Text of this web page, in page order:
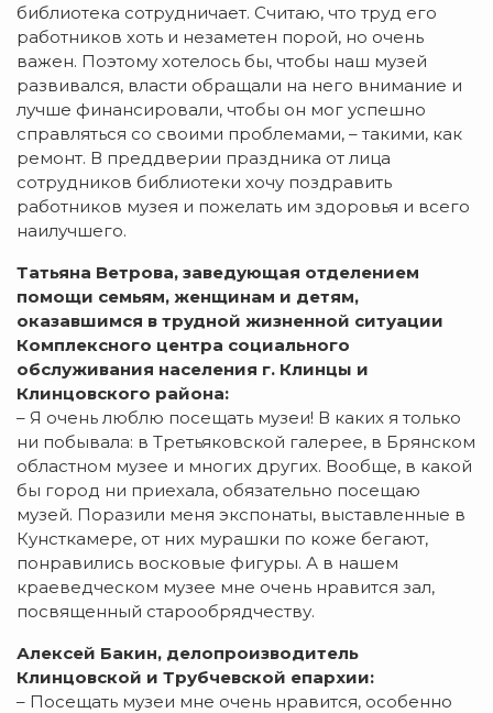
библиотека сотрудничает. Считаю, что труд его
работников хоть и незаметен порой, но очень
важен. Поэтому хотелось бы, чтобы наш музей
развивался, власти обращали на него внимание и
лучше финансировали, чтобы он мог успешно
справляться со своими проблемами, – такими, как
ремонт. В преддверии праздника от лица
сотрудников библиотеки хочу поздравить
работников музея и пожелать им здоровья и всего
наилучшего.
Татьяна Ветрова, заведующая отделением
помощи семьям, женщинам и детям,
оказавшимся в трудной жизненной ситуации
Комплексного центра социального
обслуживания населения г. Клинцы и
Клинцовского района:
– Я очень люблю посещать музеи! В каких я только
ни побывала: в Третьяковской галерее, в Брянском
областном музее и многих других. Вообще, в какой
бы город ни приехала, обязательно посещаю
музей. Поразили меня экспонаты, выставленные в
Кунсткамере, от них мурашки по коже бегают,
понравились восковые фигуры. А в нашем
краеведческом музее мне очень нравится зал,
посвященный старообрядчеству.
Алексей Бакин, делопроизводитель
Клинцовской и Трубчевской епархии:
– Посещать музеи мне очень нравится, особенно